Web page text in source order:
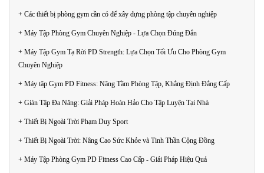
+ Các thiết bị phòng gym cần có để xây dựng phòng tập chuyên nghiệp
+ Máy Tập Phòng Gym Chuyên Nghiệp - Lựa Chọn Đúng Đắn
+ Máy Tập Gym Tạ Rời PD Strength: Lựa Chọn Tối Ưu Cho Phòng Gym
Chuyên Nghiệp
+ Máy tập Gym PD Fitness: Nâng Tầm Phòng Tập, Khẳng Định Đẳng Cấp
+ Giàn Tập Đa Năng: Giải Pháp Hoàn Hảo Cho Tập Luyện Tại Nhà
+ Thiết Bị Ngoài Trời Phạm Duy Sport
+ Thiết Bị Ngoài Trời: Nâng Cao Sức Khỏe và Tinh Thần Cộng Đồng
+ Máy Tập Phòng Gym PD Fitness Cao Cấp - Giải Pháp Hiệu Quả